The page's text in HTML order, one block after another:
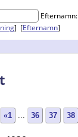
Efternamn:
] [Efternamn]
«1 ... 36 37 38